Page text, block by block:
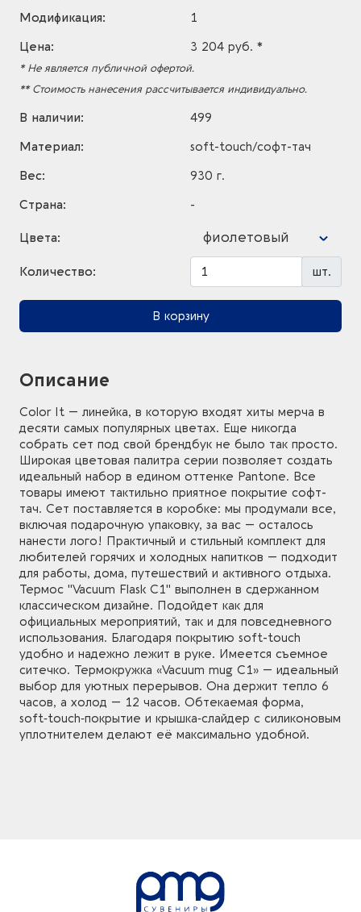
Модификация:
1
Цена:
3 204 руб. *
* Не является публичной офертой.
** Стоимость нанесения рассчитывается индивидуально.
В наличии:
499
Материал:
soft-touch/софт-тач
Вес:
930 г.
Страна:
-
Цвета: фиолетовый
Количество: шт.
В корзину
Описание
Color It — линейка, в которую входят хиты мерча в
десяти самых популярных цветах. Еще никогда
собрать сет под свой брендбук не было так просто.
Широкая цветовая палитра серии позволяет создать
идеальный набор в едином оттенке Pantone. Все
товары имеют тактильно приятное покрытие софт-
тач. Сет поставляется в коробке: мы продумали все,
включая подарочную упаковку, за вас — осталось
нанести лого! Практичный и стильный комплект для
любителей горячих и холодных напитков — подходит
для работы, дома, путешествий и активного отдыха.
Термос "Vacuum Flask C1" выполнен в сдержанном
классическом дизайне. Подойдет как для
официальных мероприятий, так и для повседневного
использования. Благодаря покрытию soft-touch
удобно и надежно лежит в руке. Имеется съемное
ситечко. Термокружка «Vacuum mug C1» — идеальный
выбор для уютных перерывов. Она держит тепло 6
часов, а холод — 12 часов. Обтекаемая форма,
soft‑touch‑покрытие и крышка‑слайдер с силиконовым
уплотнителем делают её максимально удобной.